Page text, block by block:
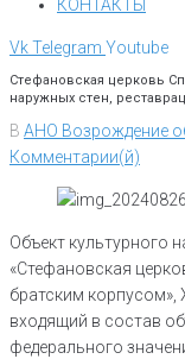
КОНТАКТЫ
VkTelegram Youtube
Стефановская церковь
наружных стен,
В АНО Возрождение
Комментарии(й)
Объект культурного
«Стефановская
братским корпусом»,
входящий в состав
федерального